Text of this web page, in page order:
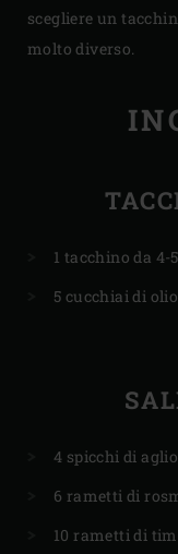
scegliere un
molto diverso.
1 tacchino da 4-
5 cucchiai di
4 spicchi di aglio
6 rametti di
10 rametti di